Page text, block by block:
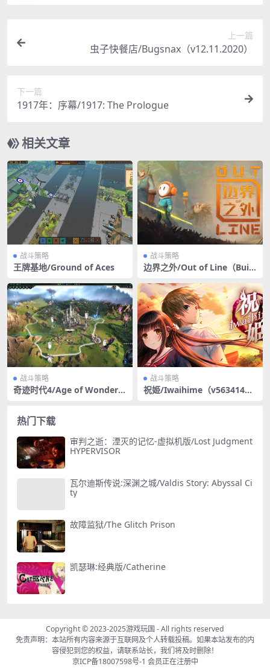
上一篇
虫子快餐店/Bugsnax（v12.11.2020）
下一篇
1917年：序幕/1917: The Prologue
相关文章
战斗策略
王牌基地/Ground of Aces
战斗策略
边界之外/Out of Line（Build
战斗策略
奇迹时代4/Age of Wonders
战斗策略
祝姫/Iwaihime（v563414
热门下载
审判之逝：湮灭的记忆-虚拟机版/Lost Judgment
HYPERVISOR
瓦尔迪斯传说:深渊之城/Valdis Story: Abyssal Ci
ty
故障监狱/The Glitch Prison
凯瑟琳:经典版/Catherine
Copyright © 2023-2025游戏玩国- All rights reserved
免责声明：本站所有内容来源于互联网及个人转载投稿。如果本站发布的内
容侵犯到您的权益，请联系站长，我们将及时删除！
京ICP备18007598号-1 会员正在注册中